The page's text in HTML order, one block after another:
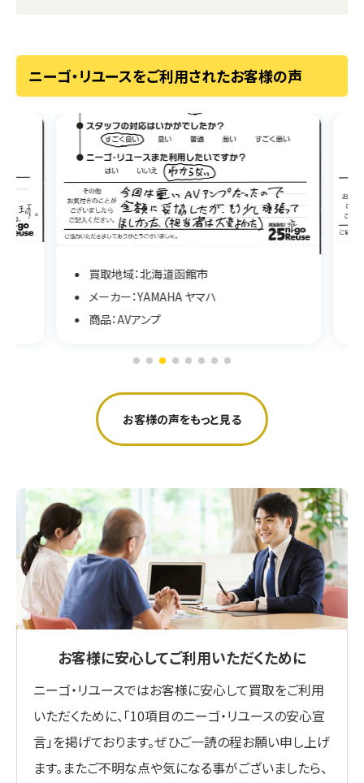
ニーゴ・リユースをご利用されたお客様の声
買取地域：北海道函館市
メーカー：YAMAHA ヤマハ
商品：AVアンプ
お客様の声をもっと見る
お客様に安心してご利用いただくために
ニーゴ・リユースではお客様に安心して買取をご利用
いただくために、「10項目のニーゴ・リユースの安心宣
言」を掲げております。ぜひご一読の程お願い申し上げ
ます。またご不明な点や気になる事がございましたら、